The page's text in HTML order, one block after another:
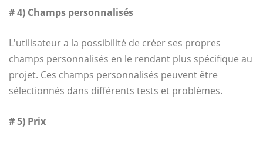
# 4) Champs personnalisés
L'utilisateur a la possibilité de créer ses propres
champs personnalisés en le rendant plus spécifique au
projet. Ces champs personnalisés peuvent être
sélectionnés dans différents tests et problèmes.
# 5) Prix